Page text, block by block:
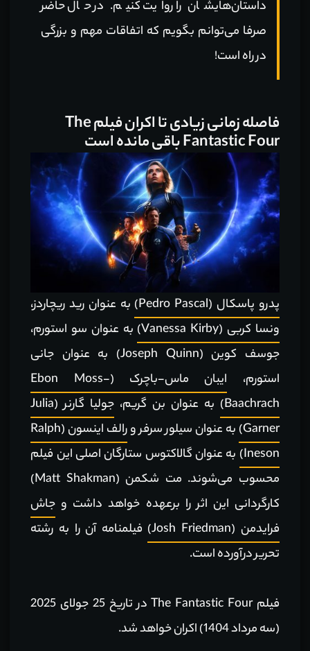
داستان‌هایشان را روایت کنیم. در حال حاضر
صرفا می‌توانم بگویم که اتفاقات مهم و بزرگی
در راه است!
فاصله زمانی زیادی تا اکران فیلم The
Fantastic Four باقی مانده است
پدرو پاسکال (Pedro Pascal)
به عنوان رید ریچاردز،
ونسا کربی (Vanessa Kirby)
به عنوان سو استورم،
جوسف کوین (Joseph Quinn) به عنوان جانی
استورم،
ایبان ماس-باچرک (Ebon Moss-
Baachrach) به عنوان بن گریم،
جولیا گارنر (Julia
Garner) به عنوان سیلور سرفر و
رالف اینسون (Ralph
Ineson) به عنوان گالاکتوس ستارگان اصلی این فیلم
محسوب می‌شوند. مت شکمن (Matt Shakman)
کارگردانی این اثر را برعهده خواهد داشت و جاش
فرایدمن (Josh Friedman)
فیلمنامه آن را به رشته
تحریر درآورده است.
فیلم The Fantastic Four در تاریخ 25 جولای 2025
(سه مرداد 1404) اکران خواهد شد.